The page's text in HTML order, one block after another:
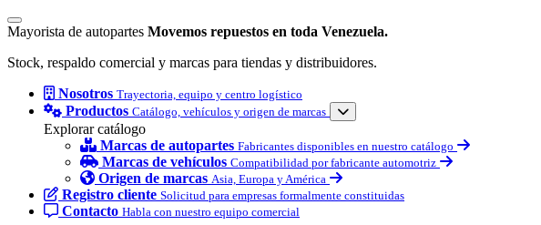
Mayorista de autopartes Movemos repuestos en toda Venezuela.
Stock, respaldo comercial y marcas para tiendas y distribuidores.
Nosotros Trayectoria, equipo y centro logístico
Productos Catálogo, vehículos y origen de marcas
Explorar catálogo
Marcas de autopartes Fabricantes disponibles en nuestro catálogo
Marcas de vehículos Compatibilidad por fabricante automotriz
Origen de marcas Asia, Europa y América
Registro cliente Solicitud para empresas formalmente constituidas
Contacto Habla con nuestro equipo comercial